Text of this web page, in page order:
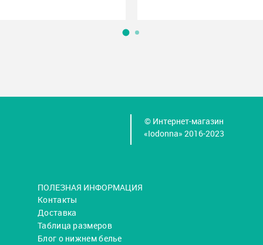
© Интернет-магазин
«Iodonna» 2016-2023
ПОЛЕЗНАЯ ИНФОРМАЦИЯ
Контакты
Доставка
Таблица размеров
Блог о нижнем белье